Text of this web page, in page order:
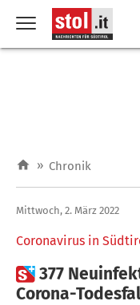
» Chronik
Coronavirus in
Mittwoch, 2. März 2022
377
Corona-